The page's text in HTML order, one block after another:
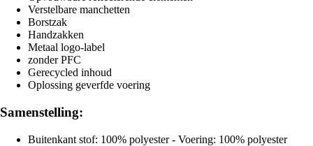
Verstelbare manchetten
Borstzak
Handzakken
Metaal logo-label
zonder PFC
Gerecycled inhoud
Oplossing geverfde voering
Samenstelling:
Buitenkant stof: 100% polyester - Voering: 100% polyester